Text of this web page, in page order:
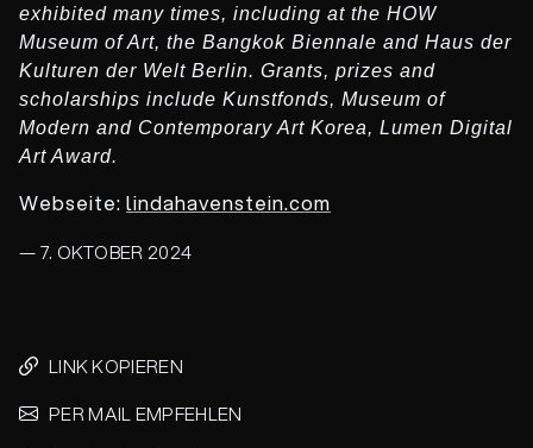
exhibited many times, including at the HOW
Museum of Art, the Bangkok Biennale and Haus der
Kulturen der Welt Berlin. Grants, prizes and
scholarships include Kunstfonds, Museum of
Modern and Contemporary Art Korea, Lumen Digital
Art Award.
Webseite: lindahavenstein.com
— 7. OKTOBER 2024
LINK KOPIEREN
PER MAIL EMPFEHLEN